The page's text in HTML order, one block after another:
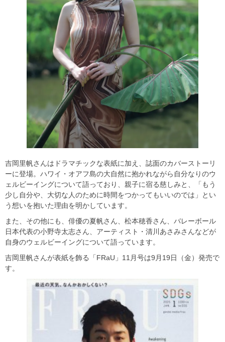
吉岡里帆さんはドラマチックな表紙に加え、誌面のカバーストーリ
ーに登場。ハワイ・オアフ島の大自然に抱かれながら自分なりのウ
ェルビーイングについて語っており、親子に宿る慈しみと、「もう
少し自分や、大切な人のために時間をつかってもいいのでは」とい
う想いを抱いた理由を明かしています。
また、その他にも、俳優の夏帆さん、松本穂香さん、バレーボール
日本代表の小野寺太志さん、アーティスト・清川あさみさんなどが
自身のウェルビーイングについて語っています。
吉岡里帆さんが表紙を飾る「FRaU」11月号は9月19日（金）発売で
す。